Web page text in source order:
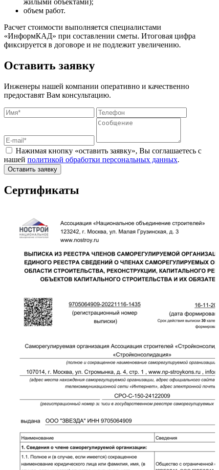
объем работ.
Расчет стоимости выполняется специалистами
«ИнформКАД» при составлении сметы. Итоговая цифра
фиксируется в договоре и не подлежит увеличению.
Оставить заявку
Инженеры нашей компании оперативно и качественно
предоставят Вам консультацию.
Нажимая кнопку «оставить заявку», Вы соглашаетесь с
нашей политикой обработки персональных данных.
Оставить заявку
Сертификаты